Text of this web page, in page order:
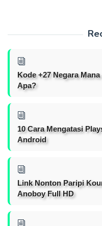
Kode +27 Negara
Apa?
10 Cara Mengatasi
Android
Link Nonton Paripi
Anoboy Full HD